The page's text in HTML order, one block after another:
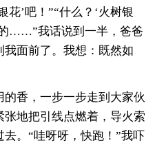
花’吧！”“什么？‘火树银
……”我话说到一半，爸爸
面前了。我想：既然如
香，一步一步走到大家伙
地把引线点燃着，导火索
。“哇呀呀，快跑！”我吓